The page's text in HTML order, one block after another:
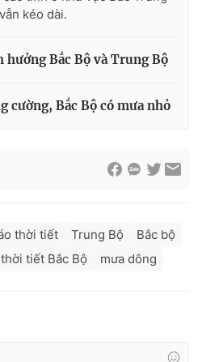
897 897
kéo dài.
hưởng Bắc Bộ và Trung Bộ
cường, Bắc Bộ có mưa nhỏ
thời tiết Trung Bộ
Bắc bộ
tiết Bắc Bộ mưa dông